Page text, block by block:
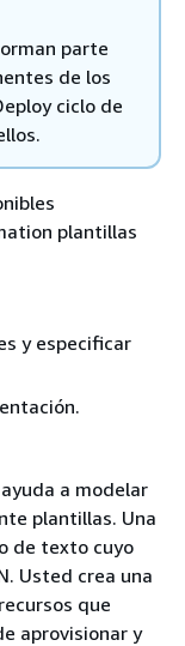
parte
de los
ciclo de
plantillas
y especificar
a modelar
plantillas. Una
de texto cuyo
Usted crea una
que
aprovisionar y